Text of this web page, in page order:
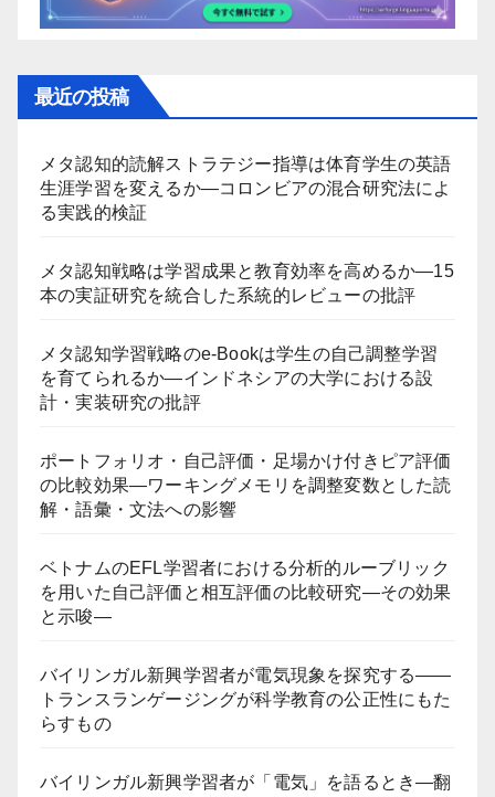
最近の投稿
メタ認知的読解ストラテジー指導は体育学生の英語
生涯学習を変えるか―コロンビアの混合研究法によ
る実践的検証
メタ認知戦略は学習成果と教育効率を高めるか―15
本の実証研究を統合した系統的レビューの批評
メタ認知学習戦略のe-Bookは学生の自己調整学習
を育てられるか―インドネシアの大学における設
計・実装研究の批評
ポートフォリオ・自己評価・足場かけ付きピア評価
の比較効果―ワーキングメモリを調整変数とした読
解・語彙・文法への影響
ベトナムのEFL学習者における分析的ルーブリック
を用いた自己評価と相互評価の比較研究―その効果
と示唆―
バイリンガル新興学習者が電気現象を探究する――
トランスランゲージングが科学教育の公正性にもた
らすもの
バイリンガル新興学習者が「電気」を語るとき―翻